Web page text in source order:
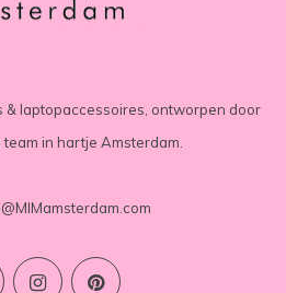
& laptopaccessoires, ontworpen door
team in hartje Amsterdam.